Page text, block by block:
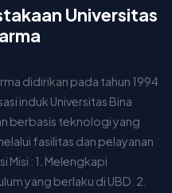
Universitas
didirikan pada tahun 1994
induk Universitas Bina
berbasis teknologi yang
fasilitas dan pelayanan
: 1. Melengkapi
yang berlaku di UBD. 2.